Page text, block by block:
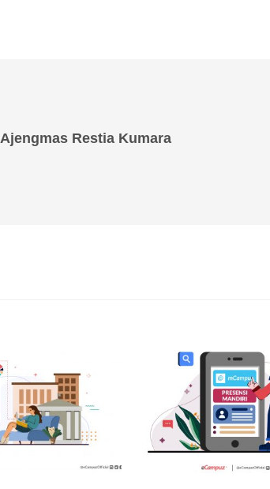
Ajengmas Restia Kumara